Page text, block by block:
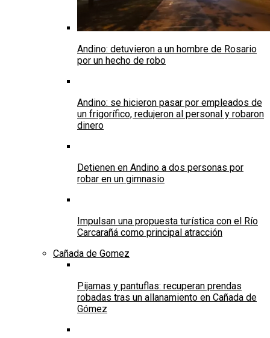
Andino: detuvieron a un hombre de Rosario
por un hecho de robo
Andino: se hicieron pasar por empleados de
un frigorífico, redujeron al personal y robaron
dinero
Detienen en Andino a dos personas por
robar en un gimnasio
Impulsan una propuesta turística con el Río
Carcarañá como principal atracción
Cañada de Gomez
Pijamas y pantuflas: recuperan prendas
robadas tras un allanamiento en Cañada de
Gómez